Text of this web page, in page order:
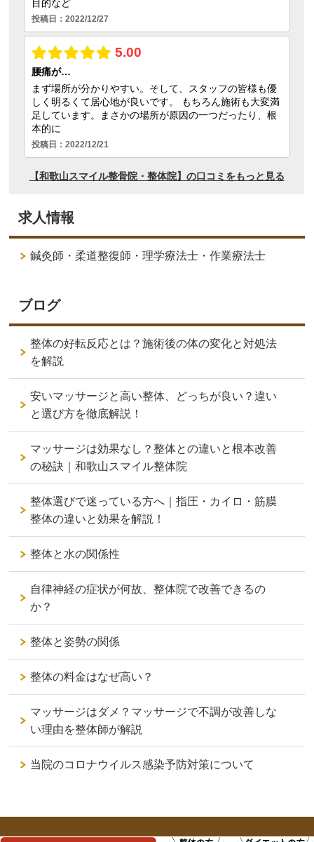
求人情報
鍼灸師・柔道整復師・理学療法士・作業療法士
ブログ
整体の好転反応とは？施術後の体の変化と対処法
を解説
安いマッサージと高い整体、どっちが良い？違い
と選び方を徹底解説！
マッサージは効果なし？整体との違いと根本改善
の秘訣｜和歌山スマイル整体院
整体選びで迷っている方へ｜指圧・カイロ・筋膜
整体の違いと効果を解説！
整体と水の関係性
自律神経の症状が何故、整体院で改善できるの
か？
整体と姿勢の関係
整体の料金はなぜ高い？
マッサージはダメ？マッサージで不調が改善しな
い理由を整体師が解説
当院のコロナウイルス感染予防対策について